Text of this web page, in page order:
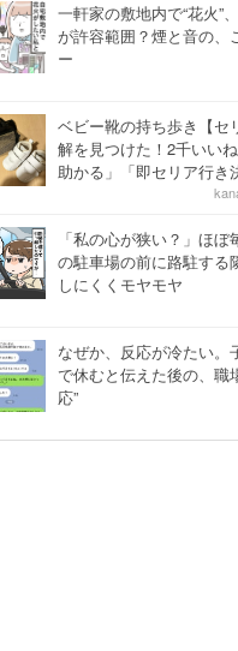
一軒家の敷地内で“花火”
が許容範囲？煙と音の、
ー
ベビー靴の持ち歩き【セ
解を見つけた！2千いい
助かる」「即セリア行き
「私の心が狭い？」ほぼ
の駐車場の前に路駐する
しにくくモヤモヤ
なぜか、反応が冷たい。
で休むと伝えた後の、職
応”